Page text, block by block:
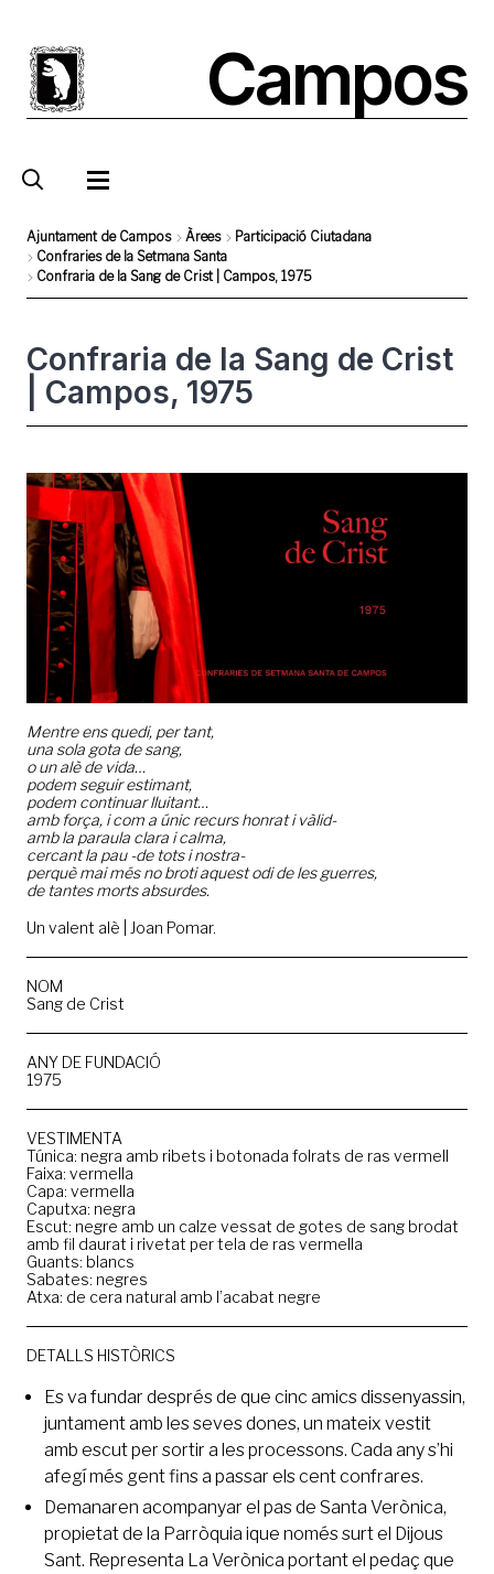
main
content
Campos
Breadcrumb
Ajuntament de Campos Àrees
Participació Ciutadana
Confraries de la Setmana Santa
Confraria de la Sang de Crist | Campos, 1975
Confraria de la Sang de Crist
| Campos, 1975
Mentre ens quedi, per tant,
una sola gota de sang,
o un alè de vida…
podem seguir estimant,
podem continuar lluitant…
amb força, i com a únic recurs honrat i vàlid-
amb la paraula clara i calma,
cercant la pau -de tots i nostra-
perquè mai més no broti aquest odi de les guerres,
de tantes morts absurdes.
Un valent alè | Joan Pomar.
NOM
Sang de Crist
ANY DE FUNDACIÓ
1975
VESTIMENTA
Túnica: negra amb ribets i botonada folrats de ras vermell
Faixa: vermella
Capa: vermella
Caputxa: negra
Escut: negre amb un calze vessat de gotes de sang brodat
amb fil daurat i rivetat per tela de ras vermella
Guants: blancs
Sabates: negres
Atxa: de cera natural amb l’acabat negre
DETALLS HISTÒRICS
Es va fundar després de que cinc amics dissenyassin,
juntament amb les seves dones, un mateix vestit
amb escut per sortir a les processons. Cada any s’hi
afegí més gent fins a passar els cent confrares.
Demanaren acompanyar el pas de Santa Verònica,
propietat de la Parròquia ique només surt el Dijous
Sant. Representa La Verònica portant el pedaç que